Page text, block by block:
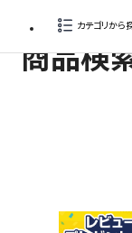
カテゴリから
商品検